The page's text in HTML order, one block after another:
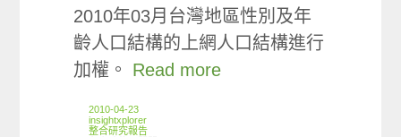
2010年03月台灣地區性別及年
齡人口結構的上網人口結構進行
加權。 Read more
2010-04-23
insightxplorer
整合研究報告